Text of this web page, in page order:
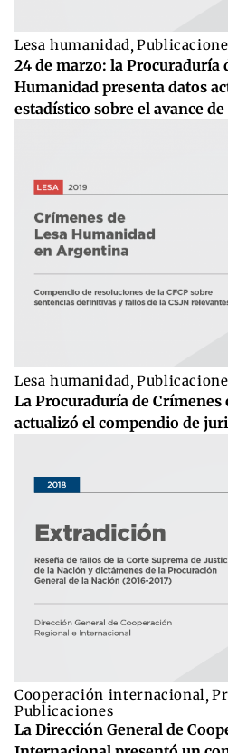
Lesa humanidad,
24 de marzo: la Procuraduría
Humanidad presenta datos
estadístico sobre el avance
Lesa humanidad,
La Procuraduría de
actualizó el compendio de
Cooperación internacional,
Publicaciones
La Dirección General de